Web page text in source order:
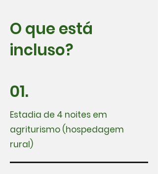
O que está
incluso?
01.
Estadia de 4 noites em
agriturismo (hospedagem
rural)